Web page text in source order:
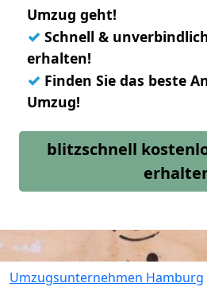
Umzug geht!
✓ Schnell &
erhalten!
✓ Finden Sie das beste
Umzug!
blitzschnell
Umzugsunternehmen Hamburg